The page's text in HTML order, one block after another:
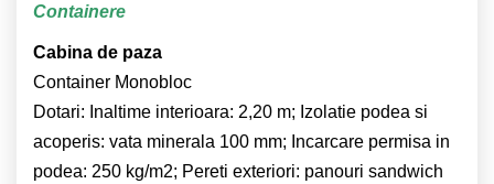
Containere
Cabina de paza
Container Monobloc
Dotari: Inaltime interioara: 2,20 m; Izolatie podea si
acoperis: vata minerala 100 mm; Incarcare permisa in
podea: 250 kg/m2; Pereti exteriori: panouri sandwich